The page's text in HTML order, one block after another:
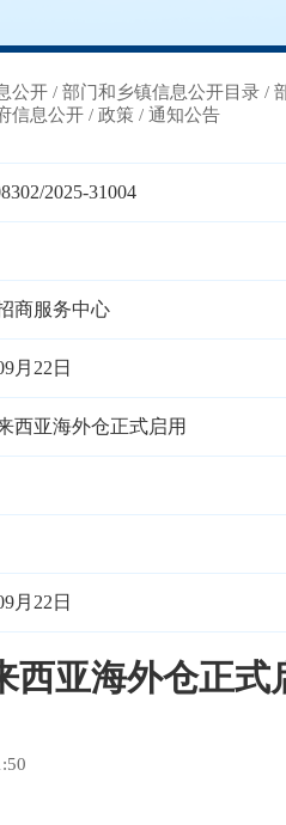
公开 / 部门和乡镇信息公开目录 /
信息公开 / 政策 / 通知公告
2025-31004
商服务中心
月22日
西亚海外仓正式启用
月22日
西亚海外仓正式